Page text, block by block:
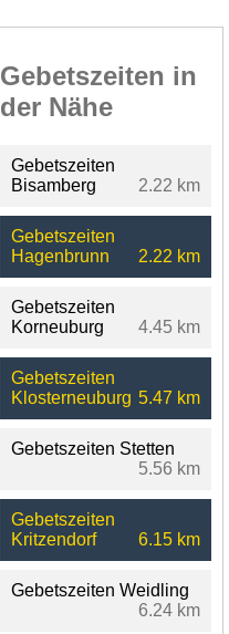
Gebetszeiten in
der Nähe
Gebetszeiten
Bisamberg
2.22 km
Gebetszeiten
Hagenbrunn
2.22 km
Gebetszeiten
Korneuburg
4.45 km
Gebetszeiten
Klosterneuburg 5.47 km
Gebetszeiten Stetten
5.56 km
Gebetszeiten
Kritzendorf
6.15 km
Gebetszeiten Weidling
6.24 km